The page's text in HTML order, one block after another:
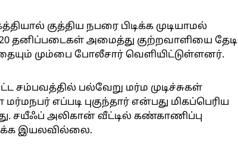
குத்திய நபரை பிடிக்க முடியாமல்
தனிப்படைகள் அமைத்து குற்றவாளியை தேடி
மும்பை போலீசார் வெளியிட்டுள்ளனர்.
சம்பவத்தில் பல்வேறு மர்ம முடிச்சுகள்
எப்படி புகுந்தார் என்பது மிகப்பெரிய
சயீஃப் அலிகான் வீட்டில் கண்காணிப்பு
இயலவில்லை.